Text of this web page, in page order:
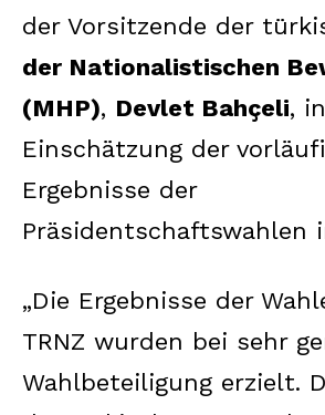
der Vorsitzende der
der Nationalistischen
(MHP), Devlet Bahçeli,
Einschätzung der
Ergebnisse der
Präsidentschaftswahlen
„Die Ergebnisse der
TRNZ wurden bei sehr
Wahlbeteiligung erzielt.